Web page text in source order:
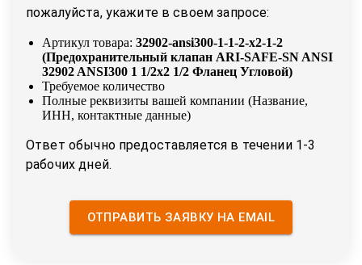
пожалуйста, укажите в своем запросе:
Артикул товара: 32902-ansi300-1-1-2-x2-1-2
(Предохранительный клапан ARI-SAFE-SN ANSI
32902 ANSI300 1 1/2x2 1/2 Фланец Угловой)
Требуемое количество
Полные реквизиты вашей компании (Название,
ИНН, контактные данные)
Ответ обычно предоставляется в течении 1-3
рабочих дней.
ОТПРАВИТЬ ЗАЯВКУ НА EMAIL